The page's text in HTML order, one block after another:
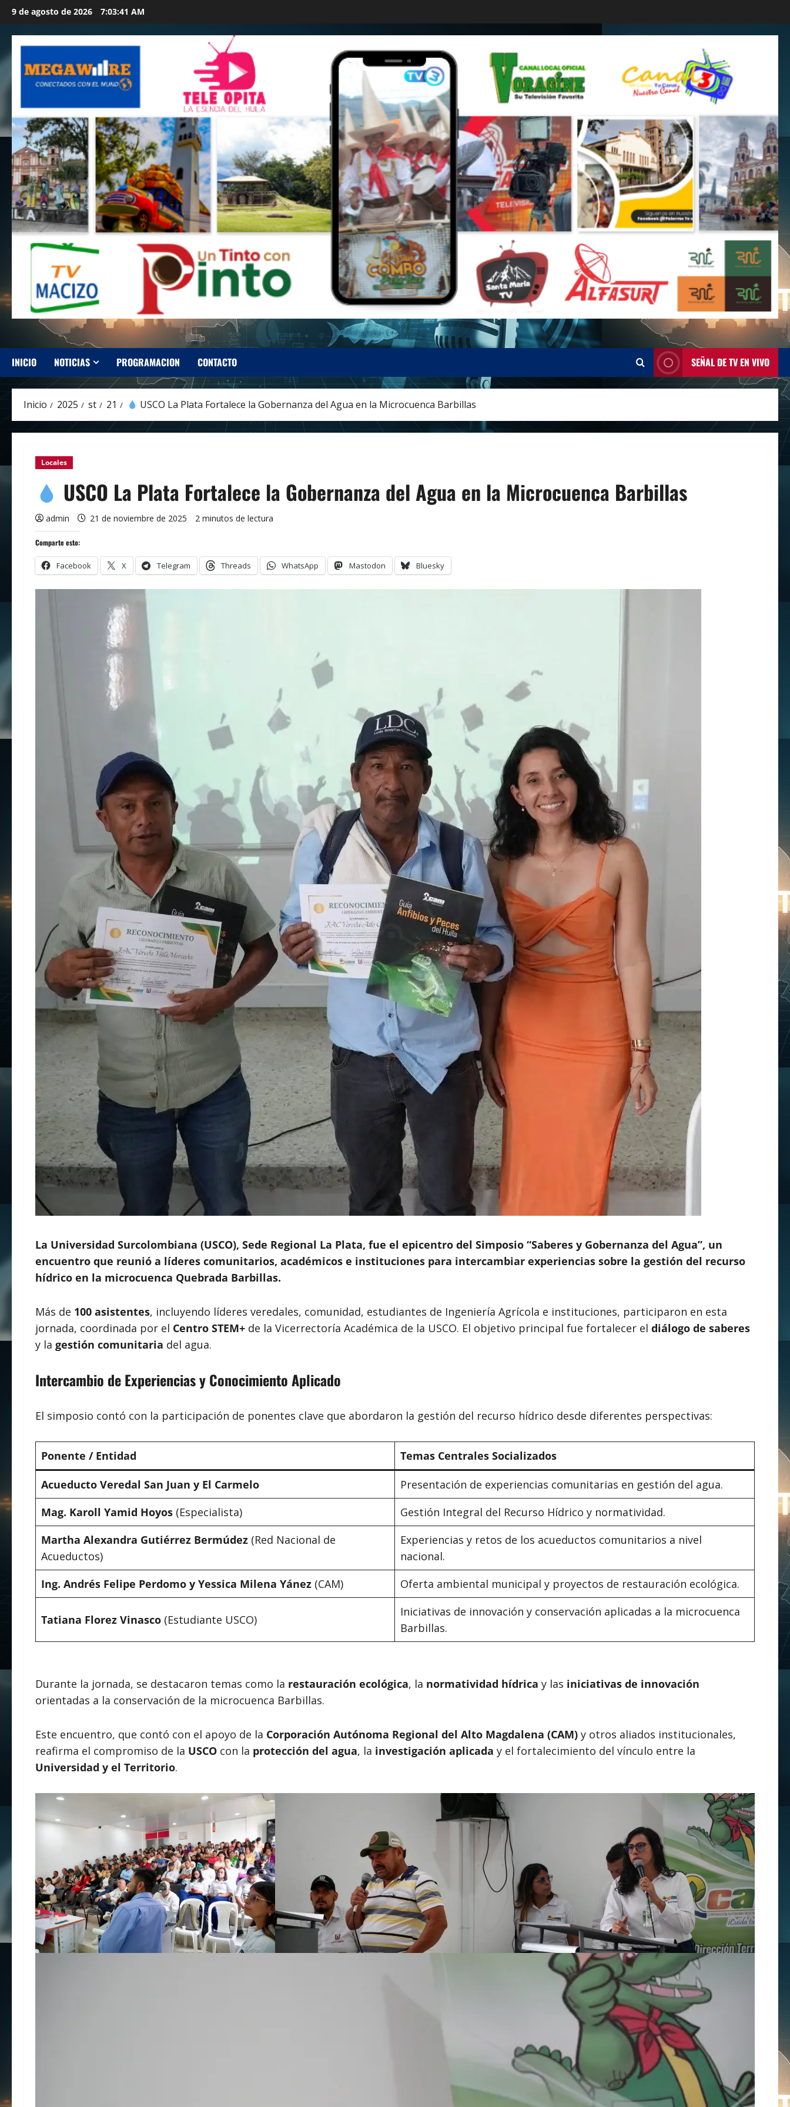
Saltar
contenido
9 de agosto de 2026 7:03:43 AM
INICIO NOTICIAS PROGRAMACION CONTACTO SEÑAL DE TV EN VIVO
Inicio 2025 st 21 USCO La Plata Fortalece la Gobernanza del Agua en la Microcuenca Barbillas
Locales
USCO La Plata Fortalece la Gobernanza del Agua en la Microcuenca Barbillas
admin 21 de noviembre de 2025 2 minutos de lectura
Comparte esto:
Facebook X Telegram Threads WhatsApp Mastodon Bluesky
La Universidad Surcolombiana (USCO), Sede Regional La Plata, fue el epicentro del Simposio “Saberes y Gobernanza del Agua”, un
encuentro que reunió a líderes comunitarios, académicos e instituciones para intercambiar experiencias sobre la gestión del recurso
hídrico en la microcuenca Quebrada Barbillas.
Más de 100 asistentes, incluyendo líderes veredales, comunidad, estudiantes de Ingeniería Agrícola e instituciones, participaron en esta
jornada, coordinada por el Centro STEM+ de la Vicerrectoría Académica de la USCO. El objetivo principal fue fortalecer el diálogo de saberes
y la gestión comunitaria del agua.
Intercambio de Experiencias y Conocimiento Aplicado
El simposio contó con la participación de ponentes clave que abordaron la gestión del recurso hídrico desde diferentes perspectivas:
Ponente / Entidad Temas Centrales Socializados
Acueducto Veredal San Juan y El Carmelo
Presentación de experiencias comunitarias en gestión del agua.
Mag. Karoll Yamid Hoyos (Especialista)
Gestión Integral del Recurso Hídrico y normatividad.
Martha Alexandra Gutiérrez Bermúdez (Red Nacional de
Acueductos)
Experiencias y retos de los acueductos comunitarios a nivel
nacional.
Ing. Andrés Felipe Perdomo y Yessica Milena Yánez (CAM) Oferta ambiental municipal y proyectos de restauración ecológica.
Tatiana Florez Vinasco (Estudiante USCO)
Iniciativas de innovación y conservación aplicadas a la microcuenca
Barbillas.
Durante la jornada, se destacaron temas como la restauración ecológica, la normatividad hídrica y las iniciativas de innovación
orientadas a la conservación de la microcuenca Barbillas.
Este encuentro, que contó con el apoyo de la Corporación Autónoma Regional del Alto Magdalena (CAM) y otros aliados institucionales,
reafirma el compromiso de la USCO con la protección del agua, la investigación aplicada y el fortalecimiento del vínculo entre la
Universidad y el Territorio.